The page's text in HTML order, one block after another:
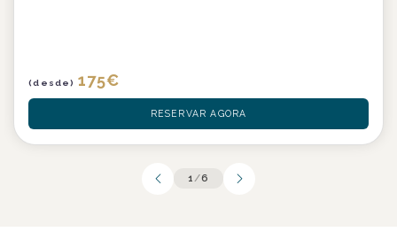
(desde) 175€
RESERVAR AGORA
1/6